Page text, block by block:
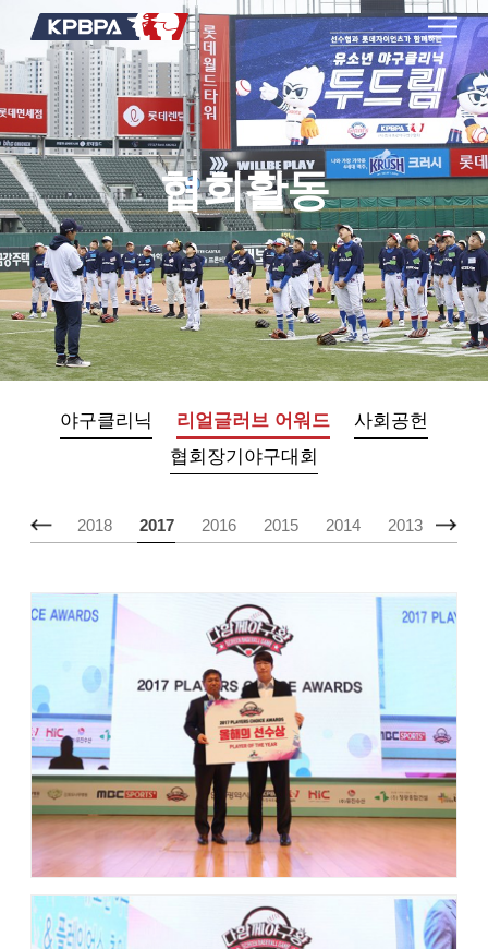
협회활동
야구클리닉 리얼글러브 어워드
사회공헌
협회장기야구대회
2013
2014
2015
2016
2017
2018
2019